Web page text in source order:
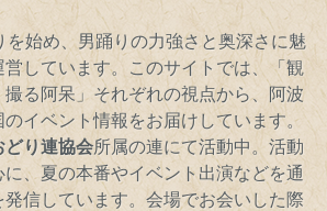
を始め、男踊りの力強さと奥深さに魅
しています。このサイトでは、「観
る阿呆」それぞれの視点から、阿波
イベント情報をお届けしています。
どり連協会所属の連にて活動中。活動
、夏の本番やイベント出演などを通
発信しています。会場でお会いした際